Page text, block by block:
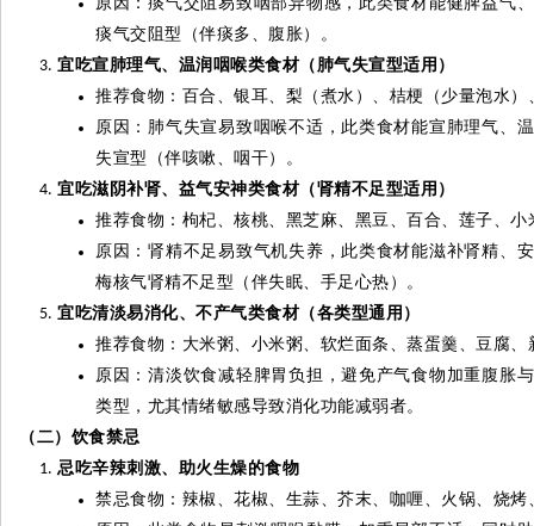
痰气交阻型（伴痰多、腹胀）。
宜吃宣肺理气、温润咽喉类食材（肺气失宣型适用）
推荐食物：百合、银耳、梨（煮水）、桔梗（少量泡水
原因：肺气失宣易致咽喉不适，此类食材能宣肺理气、
失宣型（伴咳嗽、咽干）。
宜吃滋阴补肾、益气安神类食材（肾精不足型适用）
推荐食物：枸杞、核桃、黑芝麻、黑豆、百合、莲子、小
原因：肾精不足易致气机失养，此类食材能滋补肾精、
梅核气肾精不足型（伴失眠、手足心热）。
宜吃清淡易消化、不产气类食材（各类型通用）
推荐食物：大米粥、小米粥、软烂面条、蒸蛋羹、豆腐
原因：清淡饮食减轻脾胃负担，避免产气食物加重腹胀
类型，尤其情绪敏感导致消化功能减弱者。
（二）饮食禁忌
忌吃辛辣刺激、助火生燥的食物
禁忌食物：辣椒、花椒、生蒜、芥末、咖喱、火锅、烧烤